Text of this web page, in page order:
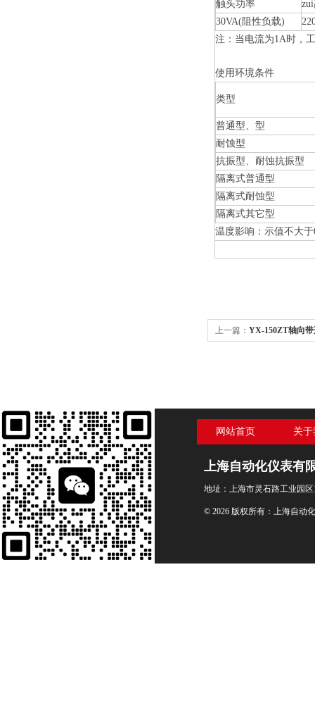
触头功率
30VA(阻性负载)
注：当电流为1A时，
使用环境条件
类型
普通型、型
耐蚀型
抗振型、耐蚀抗振型
隔离式普通型
隔离式耐蚀型
隔离式其它型
温度影响：示值不大于
上一篇： YX-150ZT轴向
网站首页 关
上海自动化仪表有
地址：上海市灵石路工业园区
© 2026 版权所有：上海自动